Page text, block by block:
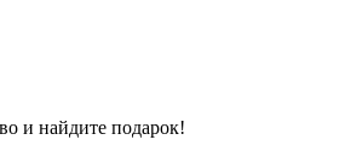
и найдите подарок!